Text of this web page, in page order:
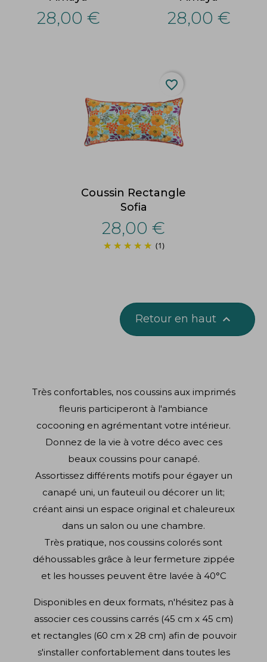
28,00 € 28,00 €
Coussin Rectangle
Sofia
28,00 €
(1)
favorite_border
Retour en haut 
Très confortables, nos coussins aux imprimés
fleuris participeront à l'ambiance
cocooning en agrémentant votre intérieur.
Donnez de la vie à votre déco avec ces
beaux coussins pour canapé.
Assortissez différents motifs pour égayer un
canapé uni, un fauteuil ou décorer un lit;
créant ainsi un espace original et chaleureux
dans un salon ou une chambre.
Très pratique, nos coussins colorés sont
déhoussables grâce à leur fermeture zippée
et les housses peuvent être lavée à 40°C
Disponibles en deux formats, n'hésitez pas à
associer ces coussins carrés (45 cm x 45 cm)
et rectangles (60 cm x 28 cm) afin de pouvoir
s'installer confortablement dans toutes les